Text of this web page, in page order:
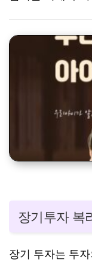
장기투자 복
장기 투자는 투